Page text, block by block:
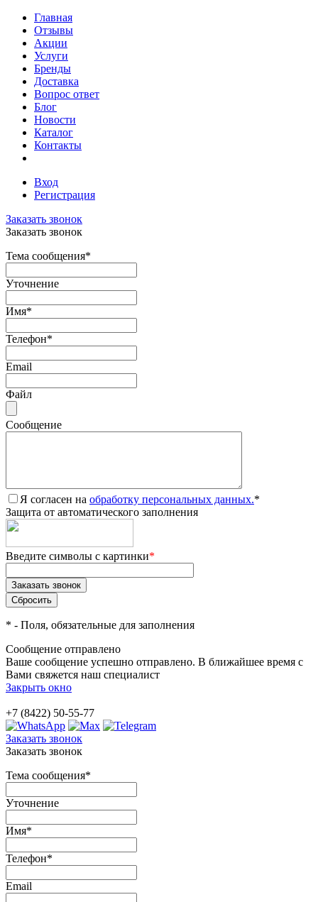
Главная
Отзывы
Акции
Услуги
Бренды
Доставка
Вопрос ответ
Блог
Новости
Каталог
Контакты
Вход
Регистрация
Заказать звонок
Заказать звонок
Тема сообщения*
Уточнение
Имя*
Телефон*
Email
Файл
Сообщение
Я согласен на обработку персональных данных.*
Защита от автоматического заполнения
Введите символы с картинки*
* - Поля, обязательные для заполнения
Сообщение отправлено
Ваше сообщение успешно отправлено. В ближайшее время с
Вами свяжется наш специалист
Закрыть окно
+7 (8422) 50-55-77
Заказать звонок
Заказать звонок
Тема сообщения*
Уточнение
Имя*
Телефон*
Email